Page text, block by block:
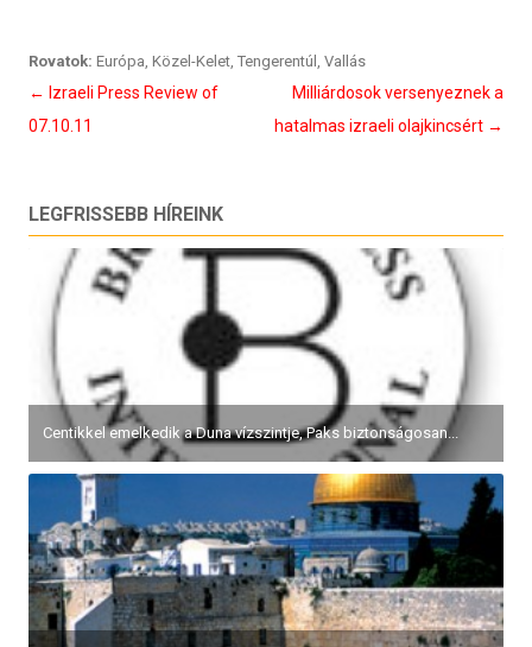
Rovatok: Európa Közel-Kelet Tengerentúl Vallás
Bejegyzés
navigáció
← Izraeli Press Review of
07.10.11
Milliárdosok versenyeznek a
hatalmas izraeli olajkincsért →
LEGFRISSEBB HÍREINK
Centikkel emelkedik a Duna vízszintje, Paks biztonságosan...